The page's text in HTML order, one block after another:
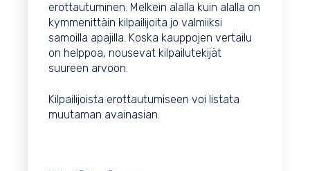
erottautuminen. Melkein alalla kuin alalla on
kymmenittäin kilpailijoita jo valmiiksi
samoilla apajilla. Koska kauppojen vertailu
on helppoa, nousevat kilpailutekijät
suureen arvoon.
Kilpailijoista erottautumiseen voi listata
muutaman avainasian.